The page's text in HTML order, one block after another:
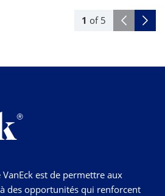
1 of 5
est de permettre aux
à des opportunités qui renforcent